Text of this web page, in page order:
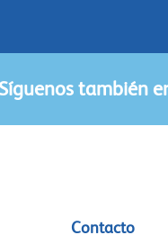
Síguenos también
Contacto